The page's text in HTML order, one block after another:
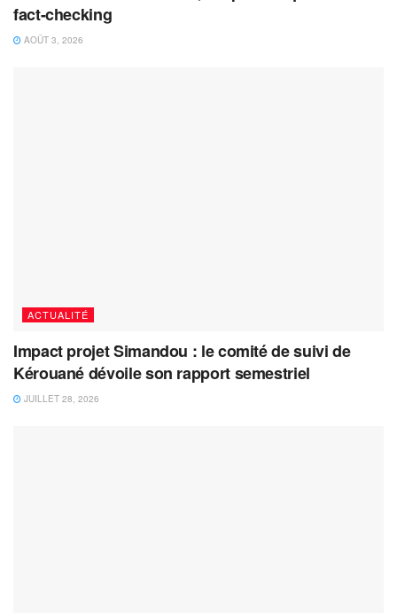
fact-checking
AOÛT 3, 2026
ACTUALITÉ
Impact projet Simandou : le comité de suivi de
Kérouané dévoile son rapport semestriel
JUILLET 28, 2026